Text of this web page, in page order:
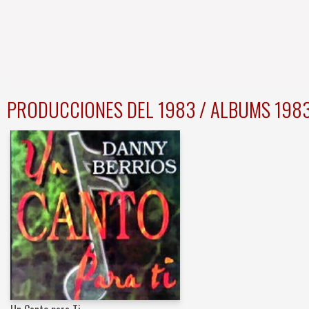
PRODUCCIONES DEL 1983 / ALBUMS